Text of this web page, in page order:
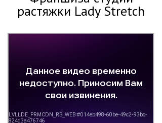
растяжки Lady Stretch